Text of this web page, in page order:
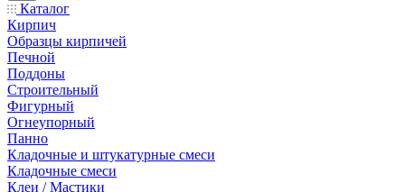
Каталог
Кирпич
Образцы кирпичей
Печной
Поддоны
Строительный
Фигурный
Огнеупорный
Панно
Кладочные и штукатурные смеси
Кладочные смеси
Клеи / Мастики